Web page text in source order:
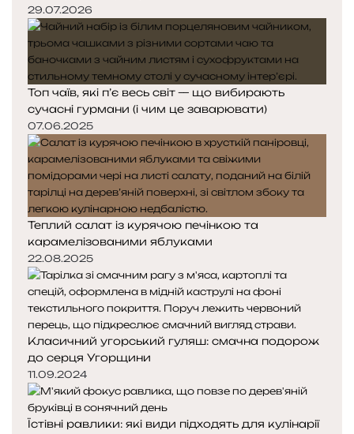
29.07.2026
Топ чаїв, які п’є весь світ — що вибирають
сучасні гурмани (і чим це заварювати)
07.06.2025
Теплий салат із курячою печінкою та
карамелізованими яблуками
22.08.2025
Класичний угорський гуляш: смачна подорож
до серця Угорщини
11.09.2024
Їстівні равлики: які види підходять для кулінарії